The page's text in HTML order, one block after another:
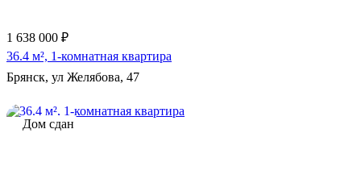
1 638 000 ₽
36.4 м², 1-комнатная квартира
Брянск, ул Желябова, 47
Дом сдан